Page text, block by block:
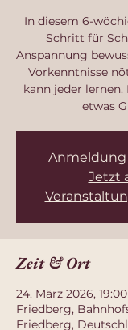
In diesem 6-
Schritt für
Anspannung
Vorkenntnisse
kann jeder
etwas
Anmeldung
Jetzt
Zeit & Ort
24. März 2026,
Friedberg,
Friedberg,